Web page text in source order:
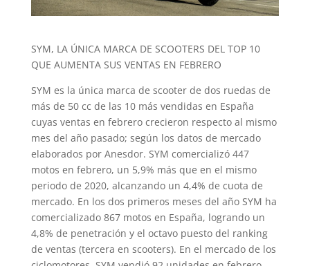
SYM, LA ÚNICA MARCA DE SCOOTERS DEL TOP 10
QUE AUMENTA SUS VENTAS EN FEBRERO
SYM es la única marca de scooter de dos ruedas de
más de 50 cc de las 10 más vendidas en España
cuyas ventas en febrero crecieron respecto al mismo
mes del año pasado; según los datos de mercado
elaborados por Anesdor. SYM comercializó 447
motos en febrero, un 5,9% más que en el mismo
periodo de 2020, alcanzando un 4,4% de cuota de
mercado. En los dos primeros meses del año SYM ha
comercializado 867 motos en España, logrando un
4,8% de penetración y el octavo puesto del ranking
de ventas (tercera en scooters). En el mercado de los